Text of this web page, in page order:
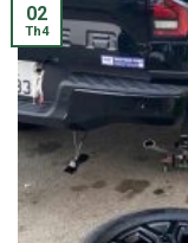
02
Th4